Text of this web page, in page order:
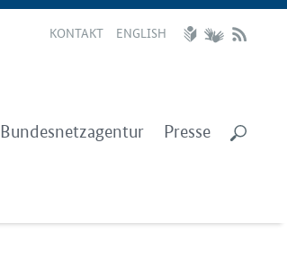
KONTAKT ENGLISH
Bundesnetzagentur Presse